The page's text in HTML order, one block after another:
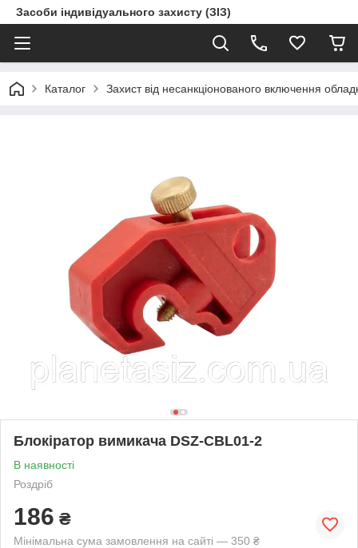
Засоби індивідуального захисту (ЗІЗ)
Каталог Захист від несанкціонованого включення
Блокіратор вимикача DSZ-CBL01-2
В наявності
Роздріб
186 ₴
Мінімальна сума замовлення на сайті — 350 ₴